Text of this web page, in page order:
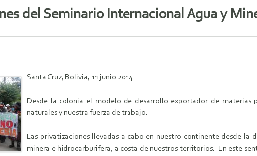
del Seminario Internacional Agua y
Santa Cruz, Bolivia, 11 junio 2014
Desde la colonia el modelo de desarrollo exportador de
naturales y nuestra fuerza de trabajo.
Las privatizaciones llevadas a cabo en nuestro continente desde la
minera e hidrocarburifera, a costa de nuestros territorios. En este